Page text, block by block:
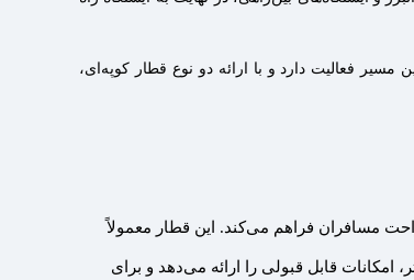
مسیر فعالیت دارد و با ارائه دو نوع قطار کوپه‌ای،
مسافران فراهم می‌کند. این قطار معمولاً
قابل‌ قبولی را ارائه می‌دهد و برای